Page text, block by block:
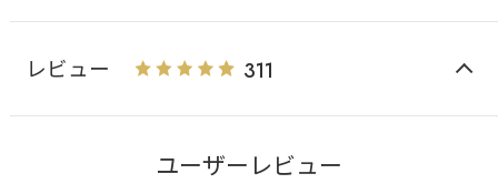
レビュー 311
ユーザーレビュー